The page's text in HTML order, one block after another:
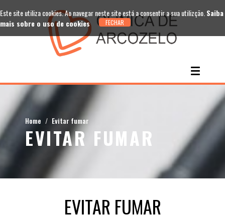
Home Evitar fumar
EVITAR FUMAR
EVITAR FUMAR
Este site utiliza cookies. Ao navegar neste site está a consentir a sua utilizção. Saiba
mais sobre o uso de cookies